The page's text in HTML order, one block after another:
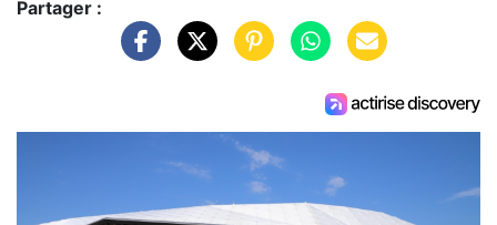
Partager :